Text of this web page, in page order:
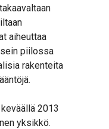
aiheuttaa
piilossa
rakenteita
2013
yksikkö.